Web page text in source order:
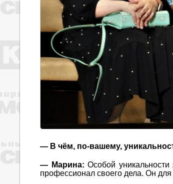
— В чём, по-вашему,
— Марина:Особой
профессионал своего дела. Он для